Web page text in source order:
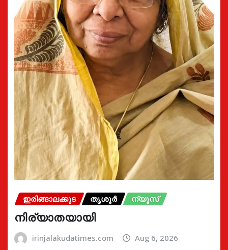
ഇരിങ്ങാലക്കുട തൃശൂർ ന്യൂസ്
നിര്യാതയായി
irinjalakudatimes.com Aug 6, 2026